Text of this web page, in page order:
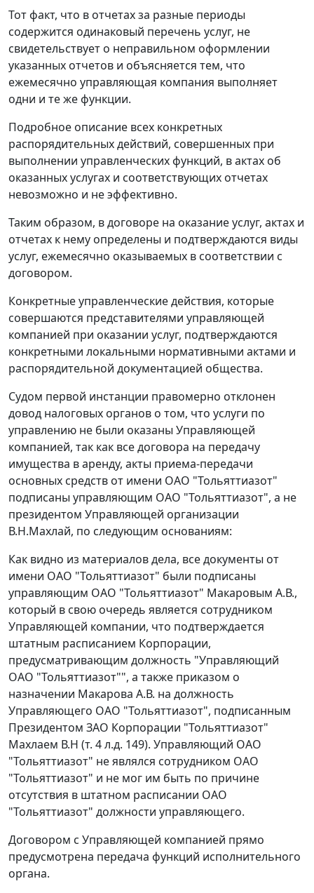
Тот факт, что в отчетах за разные периоды
содержится одинаковый перечень услуг, не
свидетельствует о неправильном оформлении
указанных отчетов и объясняется тем, что
ежемесячно управляющая компания выполняет
одни и те же функции.
Подробное описание всех конкретных
распорядительных действий, совершенных при
выполнении управленческих функций, в актах об
оказанных услугах и соответствующих отчетах
невозможно и не эффективно.
Таким образом, в договоре на оказание услуг, актах и
отчетах к нему определены и подтверждаются виды
услуг, ежемесячно оказываемых в соответствии с
договором.
Конкретные управленческие действия, которые
совершаются представителями управляющей
компанией при оказании услуг, подтверждаются
конкретными локальными нормативными актами и
распорядительной документацией общества.
Судом первой инстанции правомерно отклонен
довод налоговых органов о том, что услуги по
управлению не были оказаны Управляющей
компанией, так как все договора на передачу
имущества в аренду, акты приема-передачи
основных средств от имени ОАО "Тольяттиазот"
подписаны управляющим ОАО "Тольяттиазот", а не
президентом Управляющей организации
В.Н.Махлай, по следующим основаниям:
Как видно из материалов дела, все документы от
имени ОАО "Тольяттиазот" были подписаны
управляющим ОАО "Тольяттиазот" Макаровым А.В.,
который в свою очередь является сотрудником
Управляющей компании, что подтверждается
штатным расписанием Корпорации,
предусматривающим должность "Управляющий
ОАО "Тольяттиазот"", а также приказом о
назначении Макарова А.В. на должность
Управляющего ОАО "Тольяттиазот", подписанным
Президентом ЗАО Корпорации "Тольяттиазот"
Махлаем В.Н (т. 4 л.д. 149). Управляющий ОАО
"Тольяттиазот" не являлся сотрудником ОАО
"Тольяттиазот" и не мог им быть по причине
отсутствия в штатном расписании ОАО
"Тольяттиазот" должности управляющего.
Договором с Управляющей компанией прямо
предусмотрена передача функций исполнительного
органа.